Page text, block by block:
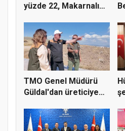
yüzde 22, Makarnalık
TMO Genel Müdürü
Güldal'dan üreticiye